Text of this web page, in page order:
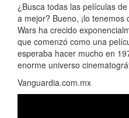
¿Busca todas las películas
a mejor? Bueno, ¡lo
Wars ha crecido
que comenzó como una
esperaba hacer mucho en
enorme universo
Vanguardia.com.mx